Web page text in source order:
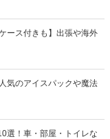
ース付きも】出張や海外
気のアイスパックや魔法
選！車・部屋・トイレな